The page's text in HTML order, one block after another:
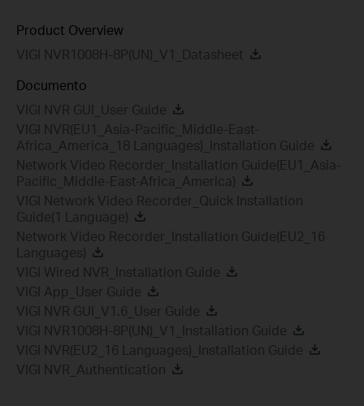
Product Overview
VIGI NVR1008H-8P(UN)_V1_Datasheet
Documento
VIGI NVR GUI_User Guide
VIGI NVR(EU1_Asia-Pacific_Middle-East-
Africa_America_18 Languages)_Installation Guide
Network Video Recorder_Installation Guide(EU1_Asia-
Pacific_Middle-East-Africa_America)
VIGI Network Video Recorder_Quick Installation
Guide(1 Language)
Network Video Recorder_Installation Guide(EU2_16
Languages)
VIGI Wired NVR_Installation Guide
VIGI App_User Guide
VIGI NVR GUI_V1.6_User Guide
VIGI NVR1008H-8P(UN)_V1_Installation Guide
VIGI NVR(EU2_16 Languages)_Installation Guide
VIGI NVR_Authentication